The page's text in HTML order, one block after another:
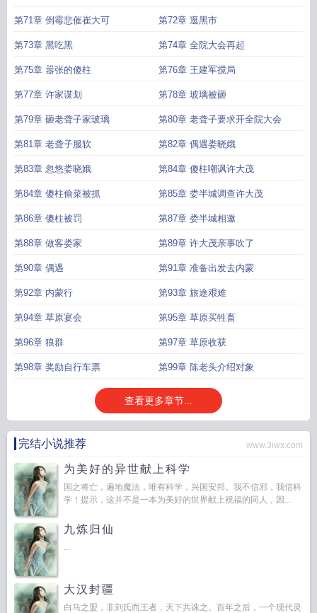
第71章 倒霉悲催崔大可 第72章 逛黑市
第73章 黑吃黑 第74章 全院大会再起
第75章 嚣张的傻柱 第76章 王建军搅局
第77章 许家谋划 第78章 玻璃被砸
第79章 砸老聋子家玻璃 第80章 老聋子要求开全院大会
第81章 老聋子服软 第82章 偶遇娄晓娥
第83章 忽悠娄晓娥 第84章 傻柱嘲讽许大茂
第84章 傻柱偷菜被抓 第85章 娄半城调查许大茂
第86章 傻柱被罚 第87章 娄半城相邀
第88章 做客娄家 第89章 许大茂亲事吹了
第90章 偶遇 第91章 准备出发去内蒙
第92章 内蒙行 第93章 旅途艰难
第94章 草原宴会 第95章 草原买牲畜
第96章 狼群 第97章 草原收获
第98章 奖励自行车票 第99章 陈老头介绍对象
查看更多章节...
完结小说推荐 www.3iwx.com
为美好的异世献上科学
国之将亡，遍地魔法，唯有科学，兴国安邦。我不信邪，我信科
学！提示，这并不是一本为美好的世界献上祝福的同人，因...
九炼归仙
...
大汉封疆
白马之盟，非刘氏而王者，天下共诛之。百年之后，一个现代灵